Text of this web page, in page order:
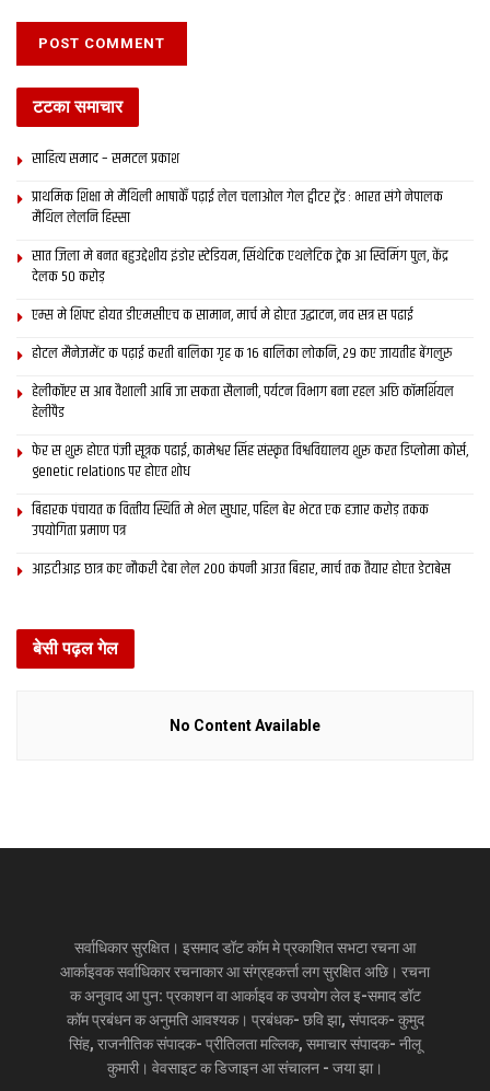
टटका समाचार
साहित्य समाद – समटल प्रकाश
प्राथमिक शि‍क्षा मे मैथि‍ली भाषाकेँ पढ़ाई लेल चलाओल गेल ट्वीटर ट्रेंड : भारत संगे नेपालक
मैथिल लेलनि हिस्सा
सात जिला मे बनत बहुउद्देशीय इंडोर स्‍टेडि‍यम, सिंथेटिक एथलेटिक ट्रेक आ स्विमिंग पुल, केंद्र
देलक 50 करोड़
एम्स मे शिफ्ट होयत डीएमसीएच क सामान, मार्च मे होएत उद्घाटन, नव सत्र स पढाई
होटल मैनेजमेंट क पढ़ाई करती बालिका गृह क 16 बालिका लोकनि, 29 कए जायतीह बेंगलुरु
हेलीकॉप्टर स आब वैशाली आबि जा सकता सैलानी, पर्यटन विभाग बना रहल अछि कॉमर्शियल
हेलीपैड
फेर स शुरू होएत पंजी सूत्रक पढाई, कामेश्वर सिंह संस्कृत विश्वविद्यालय शुरू करत डिप्लोमा कोर्स,
genetic relations पर होएत शोध
बिहारक पंचायत क वित्‍तीय स्थिति मे भेल सुधार, पहिल बेर भेटत एक हजार करोड़ तकक
उपयोगिता प्रमाण पत्र
आइटीआइ छात्र कए नौकरी देबा लेल 200 कंपनी आउत बिहार, मार्च तक तैयार होएत डेटाबेस
बेसी पढ़ल गेल
No Content Available
सर्वाधिकार सुरक्षित। इसमाद डॉट कॉम मे प्रकाशित सभटा रचना आ
आर्काइवक सर्वाधिकार रचनाकार आ संग्रहकर्त्ता लग सुरक्षित अछि। रचना
क अनुवाद आ पुन: प्रकाशन वा आर्काइव क उपयोग लेल इ-समाद डॉट
कॉम प्रबंधन क अनुमति आवश्यक। प्रबंधक- छवि झा, संपादक- कुमुद
सिंह, राजनीतिक संपादक- प्रीतिलता मल्लिक, समाचार संपादक- नीलू
कुमारी। वेवसाइट क डिजाइन आ संचालन - जया झा।